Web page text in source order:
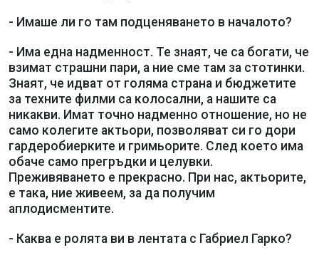
- Имаше ли го там подценяването в началото?
- Има една надменност. Те знаят, че са богати, че
взимат страшни пари, а ние сме там за стотинки.
Знаят, че идват от голяма страна и бюджетите
за техните филми са колосални, а нашите са
никакви. Имат точно надменно отношение, но не
само колегите актьори, позволяват си го дори
гардеробиерките и гримьорите. След което има
обаче само прегръдки и целувки.
Преживяването е прекрасно. При нас, актьорите,
е така, ние живеем, за да получим
аплодисментите.
- Каква е ролята ви в лентата с Габриел Гарко?